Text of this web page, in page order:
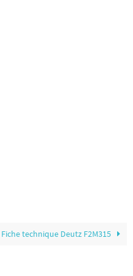
Fiche technique Deutz F2M315